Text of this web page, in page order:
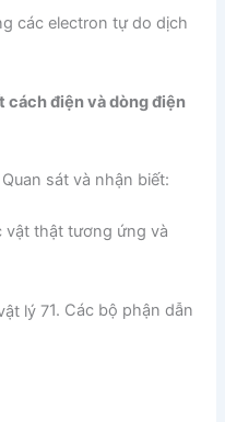
các electron tự do dịch
cách điện và dòng điện
Quan sát và nhận biết:
vật thật tương ứng và
1. Các bộ phận dẫn